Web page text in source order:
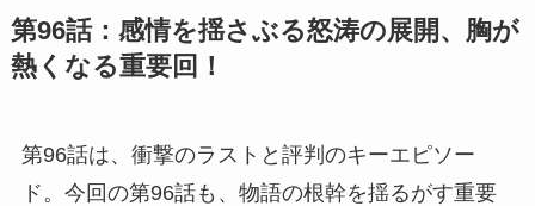
第96話：感情を揺さぶる怒涛の展開、胸が
熱くなる重要回！
第96話は、衝撃のラストと評判のキーエピソー
ド。今回の第96話も、物語の根幹を揺るがす重要